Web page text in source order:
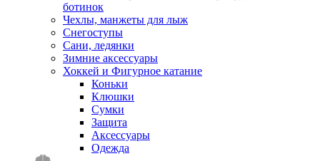
ботинок
Чехлы, манжеты для лыж
Снегоступы
Сани, ледянки
Зимние аксессуары
Хоккей и Фигурное катание
Коньки
Клюшки
Сумки
Защита
Аксессуары
Одежда